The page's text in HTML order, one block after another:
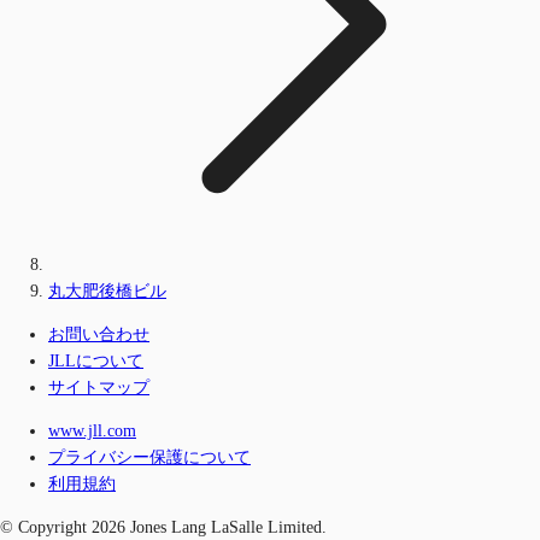
丸大肥後橋ビル
お問い合わせ
JLLについて
サイトマップ
www.jll.com
プライバシー保護について
利用規約
© Copyright 2026 Jones Lang LaSalle Limited.